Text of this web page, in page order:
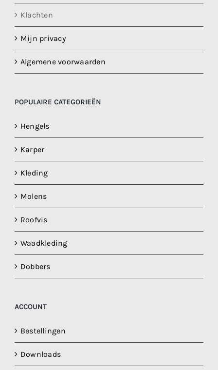
Klachten
Mijn privacy
Algemene voorwaarden
POPULAIRE CATEGORIEËN
Hengels
Karper
Kleding
Molens
Roofvis
Waadkleding
Dobbers
ACCOUNT
Bestellingen
Downloads